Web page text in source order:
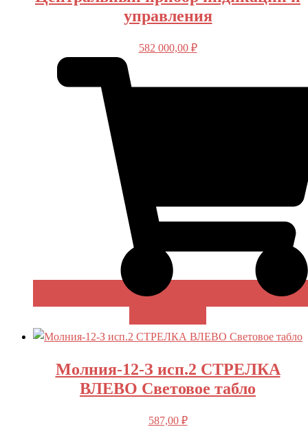
управления
582 000,00 ₽
Молния-12-З исп.2 СТРЕЛКА
ВЛЕВО Световое табло
587,00 ₽